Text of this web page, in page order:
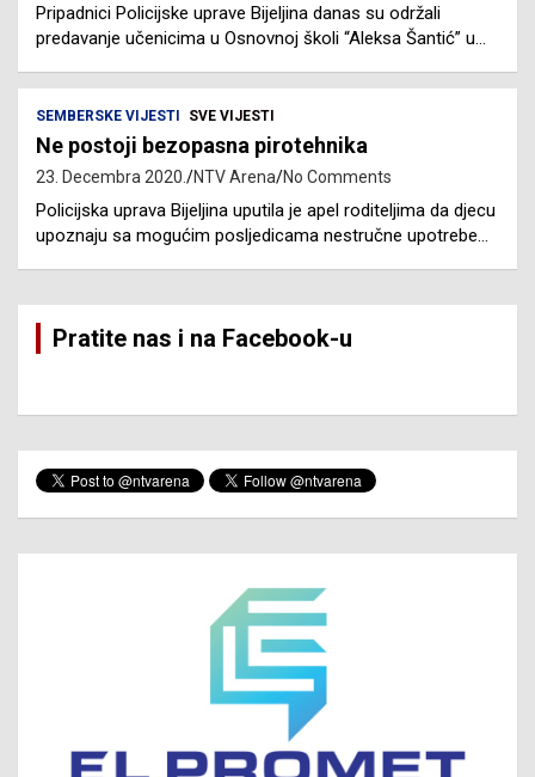
Pripadnici Policijske uprave Bijeljina danas su održali
predavanje učenicima u Osnovnoj školi “Aleksa Šantić” u…
SEMBERSKE VIJESTI SVE VIJESTI
Ne postoji bezopasna pirotehnika
23. Decembra 2020. NTV Arena No Comments
Policijska uprava Bijeljina uputila je apel roditeljima da djecu
upoznaju sa mogućim posljedicama nestručne upotrebe…
Pratite nas i na Facebook-u